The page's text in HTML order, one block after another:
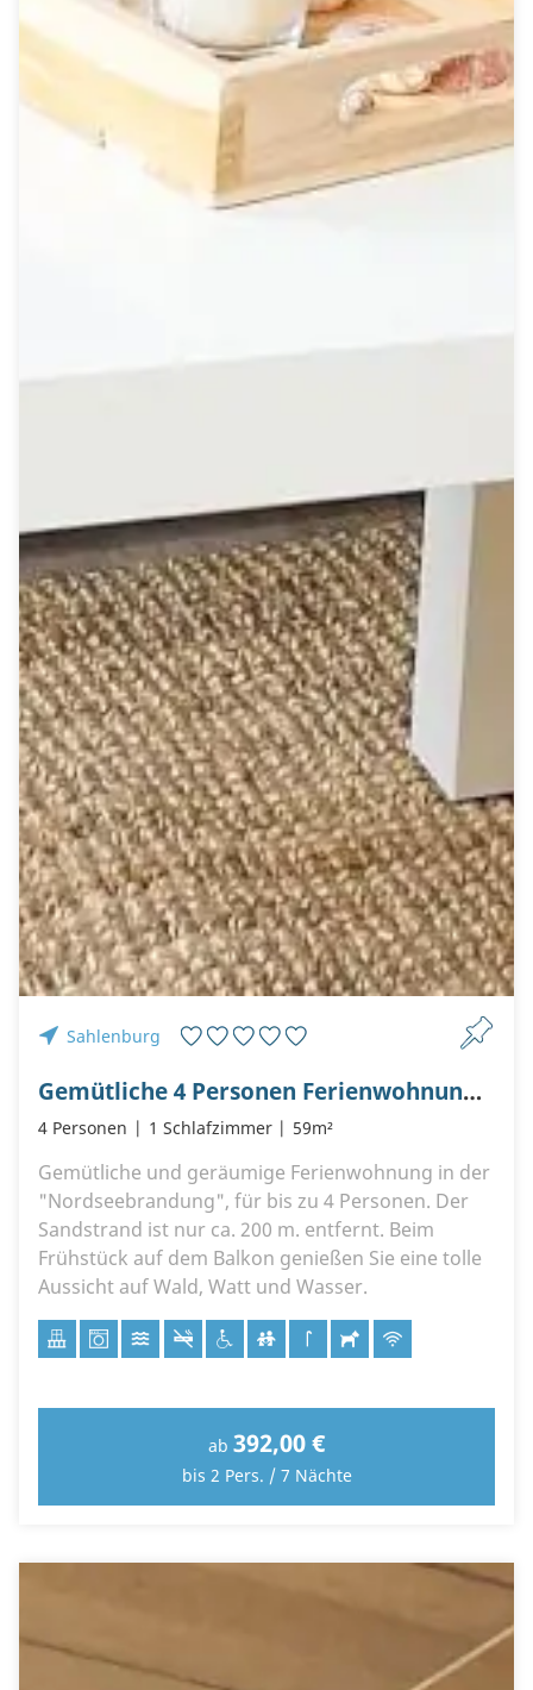
Sahlenburg
Gemütliche 4 Personen Ferienwohnung B1.2 im Haus Nordseebrandung
4 Personen 1 Schlafzimmer 59m²
Gemütliche und geräumige Ferienwohnung in der
"Nordseebrandung", für bis zu 4 Personen. Der
Sandstrand ist nur ca. 200 m. entfernt. Beim
Frühstück auf dem Balkon genießen Sie eine tolle
Aussicht auf Wald, Watt und Wasser.
ab 392,00 €
bis 2 Pers. / 7 Nächte